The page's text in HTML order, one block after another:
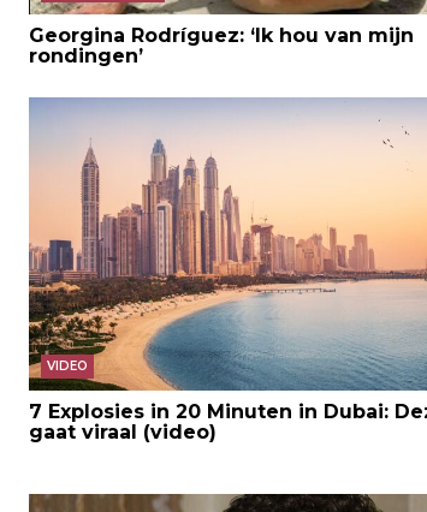
Georgina Rodríguez: ‘Ik hou van mijn
rondingen’
VIDEO
7 Explosies in 20 Minuten in Dubai:
gaat viraal (video)